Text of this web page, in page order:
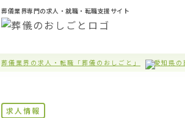
葬儀業界専門の求人・就職・転職支援サイト
葬儀業界の求人・転職「葬儀のおしごと」 愛知県の
求人情報